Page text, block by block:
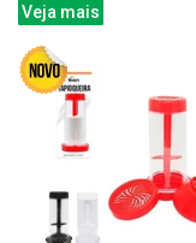
Veja mais